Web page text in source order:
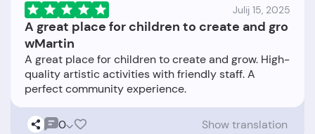
Julij 15, 2025
A great place for children to create and gro
wMartin
A great place for children to create and grow. High-
quality artistic activities with friendly staff. A
0 Show translation